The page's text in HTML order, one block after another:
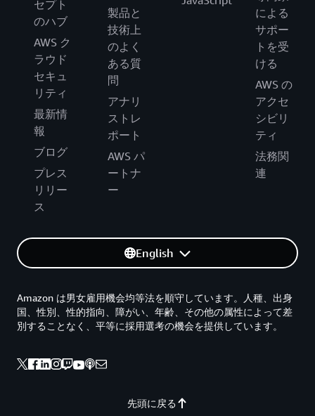
セプト
のハブ
AWS ク
ラウド
セキュ
リティ
最新情
報
ブログ
プレス
リリー
ス
製品と
技術上
のよく
ある質
問
アナリ
ストレ
ポート
AWS パ
ートナ
ー
による
サポー
トを受
ける
AWS の
アクセ
シビリ
ティ
法務関
連
English
先頭に戻る
Amazon は男女雇用機会均等法を順守しています。人種、出身
国、性別、性的指向、障がい、年齢、その他の属性によって差
別することなく、平等に採用選考の機会を提供しています。